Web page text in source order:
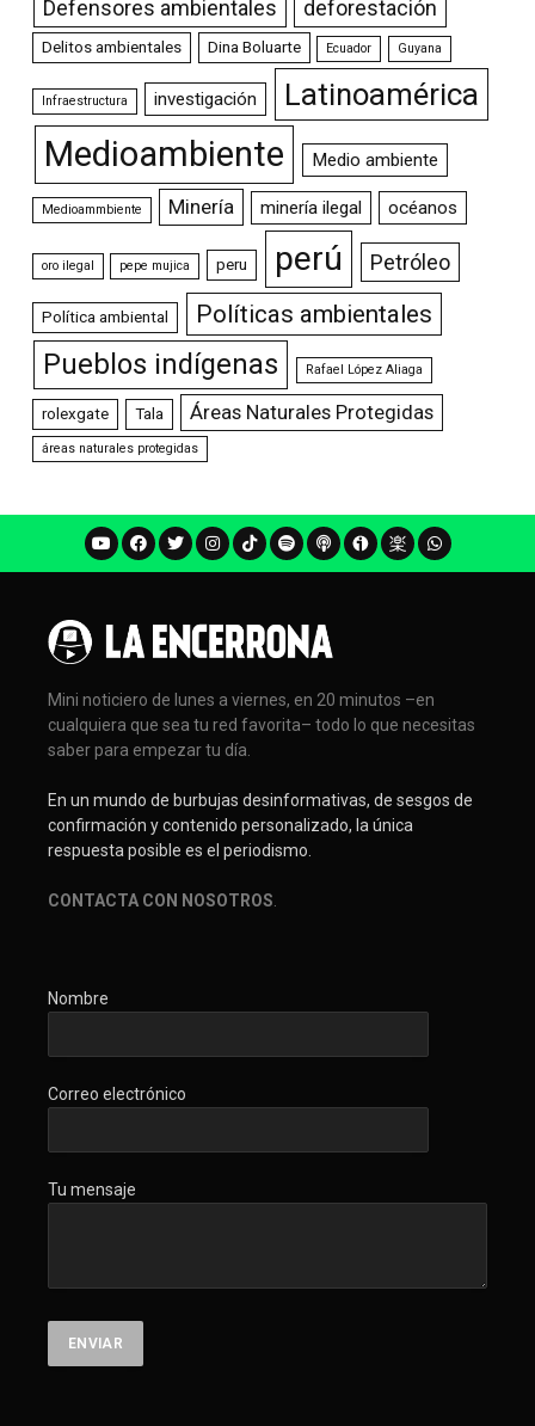
Defensores ambientales deforestación
Delitos ambientales Dina Boluarte Ecuador Guyana
Infraestructura investigación Latinoamérica
Medioambiente Medio ambiente
Medioammbiente Minería minería ilegal océanos
oro ilegal pepe mujica peru perú Petróleo
Política ambiental Políticas ambientales
Pueblos indígenas Rafael López Aliaga
rolexgate Tala Áreas Naturales Protegidas
áreas naturales protegidas
Mini noticiero de lunes a viernes, en 20 minutos –en
cualquiera que sea tu red favorita– todo lo que necesitas
saber para empezar tu día.
En un mundo de burbujas desinformativas, de sesgos de
confirmación y contenido personalizado, la única
respuesta posible es el periodismo.
CONTACTA CON NOSOTROS
Nombre
Correo electrónico
Tu mensaje